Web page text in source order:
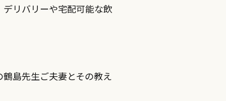
リバリーや宅配可能な飲
島先生ご夫妻とその教え